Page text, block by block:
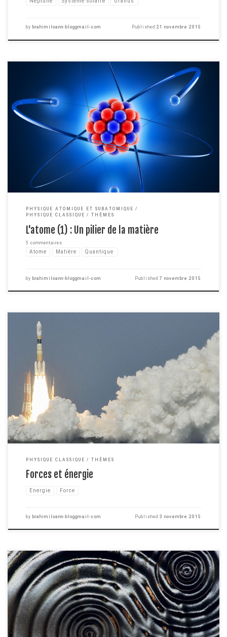
by brahimiloann-bloggmail-com Published21 novembre 2015
Aujourd'hui on va parler des atomes. C'est à dire de ces soit disant
particules dont nous sommes intégralement composés et qui façonnent de
façon non-négligeable l'univers qui nous entoure. J'utilise le mot "non-
négligeable" plutôt que "intégralement" pour une raison précise que je ne
peux pas vous énoncer ici mais que […]
PHYSIQUE ATOMIQUE ET SUBATOMIQUE
PHYSIQUE CLASSIQUE
THÈMES
L'atome (1) : Un pilier de la matière
5 commentaires
Atome Matière Quantique
by brahimiloann-bloggmail-com Published7 novembre 2015
Apres l'article dédié aux mouvements, il est logique de parler de forces et
d'énergie. On connait tous ces deux mots dans la vie quotidienne
notamment lorsqu'on parle de quelqu'un qui a de la force, c'est à dire qu'il
peut déplacer des objets lourds, ou encore de quelqu'un qui a de […]
PHYSIQUE CLASSIQUE THÈMES
Forces et énergie
Energie Force
by brahimiloann-bloggmail-com Published3 novembre 2015
On entend régulièrement le mot "onde" dans la vie de tous les jours pour
parler d'ondes radio, d'onde de choc d'une explosion, d'ondes sismiques
ou même d'ondées ... Mais savez vous réellement ce que c'est qu'une onde
et quels sont les mécanismes qui régissent cet étrange objet ? A l'inverse
[…]